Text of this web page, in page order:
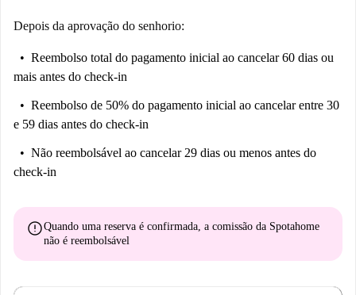
Depois da aprovação do senhorio:
Reembolso total do pagamento inicial ao cancelar 60 dias ou
mais antes do check-in
Reembolso de 50% do pagamento inicial ao cancelar entre 30
e 59 dias antes do check-in
Não reembolsável ao cancelar 29 dias ou menos antes do
check-in
errorQuando uma reserva é confirmada, a comissão da Spotahome
não é reembolsável